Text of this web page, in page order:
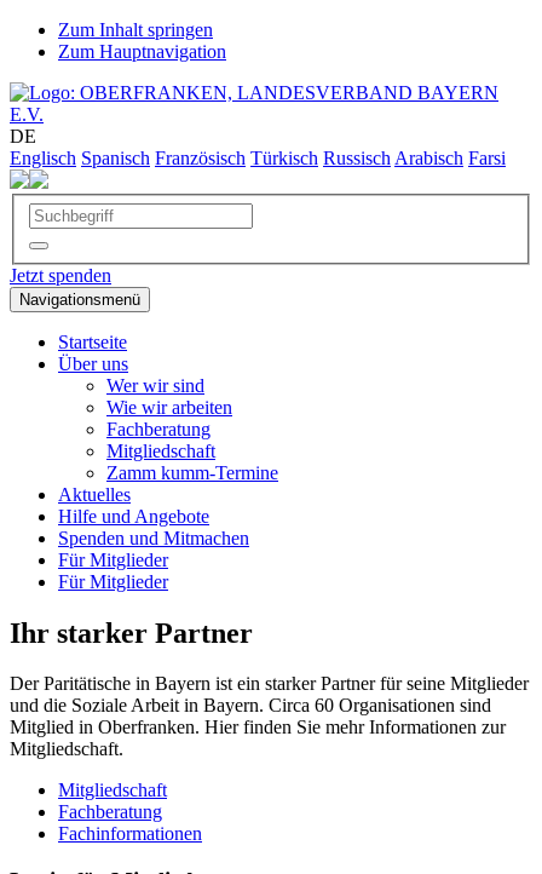
Zum Inhalt springen
Zum Hauptnavigation
DE
Englisch Spanisch Französisch Türkisch Russisch Arabisch Farsi
Jetzt spenden
Navigationsmenü
Startseite
Über uns
Wer wir sind
Wie wir arbeiten
Fachberatung
Mitgliedschaft
Zamm kumm-Termine
Aktuelles
Hilfe und Angebote
Spenden und Mitmachen
Für Mitglieder
Für Mitglieder
Ihr starker Partner
Der Paritätische in Bayern ist ein starker Partner für seine Mitglieder
und die Soziale Arbeit in Bayern. Circa 60 Organisationen sind
Mitglied in Oberfranken. Hier finden Sie mehr Informationen zur
Mitgliedschaft.
Mitgliedschaft
Fachberatung
Fachinformationen